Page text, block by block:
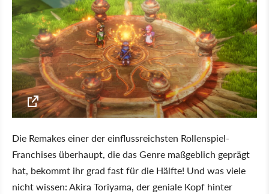
Die Remakes einer der einflussreichsten Rollenspiel-
Franchises überhaupt, die das Genre maßgeblich geprägt
hat, bekommt ihr grad fast für die Hälfte! Und was viele
nicht wissen: Akira Toriyama, der geniale Kopf hinter